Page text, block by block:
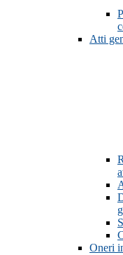
Atti
Oneri